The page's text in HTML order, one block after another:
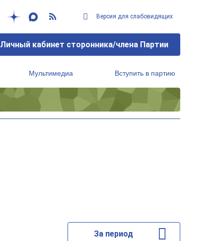
Версия для слабовидящих
Личный кабинет сторонника/члена Партии
Мультимедиа Вступить в партию
За период